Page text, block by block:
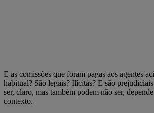
E as comissões que foram pagas aos agentes
habitual? São legais? Ilícitas? E são
ser, claro, mas também podem não ser,
contexto.